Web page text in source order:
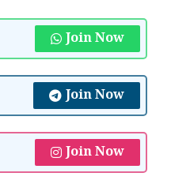
Join Now
Join Now
Join Now